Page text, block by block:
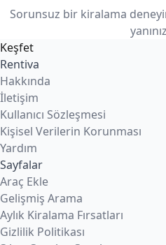
Kiralama koşullarına göre
Sorunsuz bir kiralama
Keşfet
Rentiva
Hakkında
İletişim
Kullanıcı Sözleşmesi
Kişisel Verilerin Korunması
Yardım
Sayfalar
Araç Ekle
Gelişmiş Arama
Aylık Kiralama Fırsatları
Gizlilik Politikası